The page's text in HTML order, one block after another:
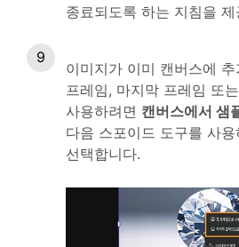
종료되도록 하는 지침을 제
이미지가 이미 캔버스에
프레임, 마지막 프레임 또
사용하려면 캔버스에서 샘
다음 스포이드 도구를 사
선택합니다.